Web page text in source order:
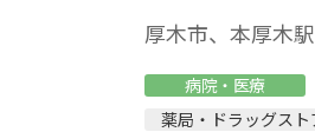
厚木市、本厚木
病院・医療
薬局・ドラッグスト